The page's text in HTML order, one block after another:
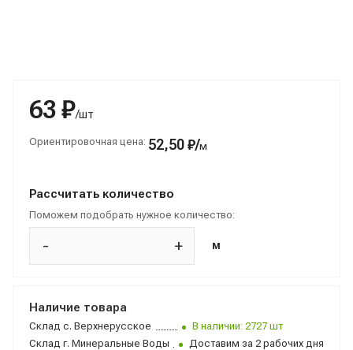
63 ₽/шт
Ориентировочная цена: 52,50 ₽/м
Рассчитать количество
Поможем подобрать нужное количество:
- + м
Наличие товара
Склад с. Верхнерусское
В наличии: 2727 шт
Склад г. Минеральные Воды Доставим за 2 рабочих дня